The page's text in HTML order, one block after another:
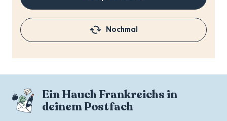
Nochmal
Ein Hauch Frankreichs in
deinem Postfach